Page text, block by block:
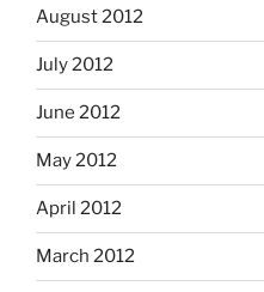
August 2012
July 2012
June 2012
May 2012
April 2012
March 2012